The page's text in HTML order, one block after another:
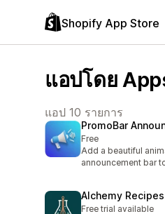
Shopify App Store
แอปโดย
แอป 10 รายการ
PromoBar
Free
Add a beautiful
announcement bar
Alchemy
Free trial available